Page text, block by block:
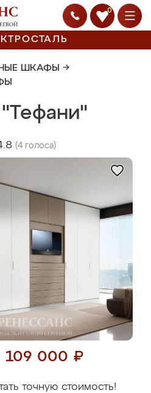
0
ШКАФЫ →
(4 голоса)
109 000 ₽
точную стоимость!